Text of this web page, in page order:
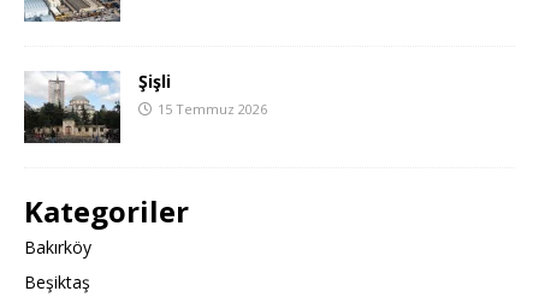
Şişli
15 Temmuz 2026
Kategoriler
Bakırköy
Beşiktaş